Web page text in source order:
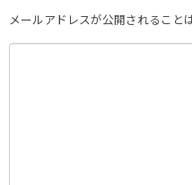
メールアドレスが公開されること